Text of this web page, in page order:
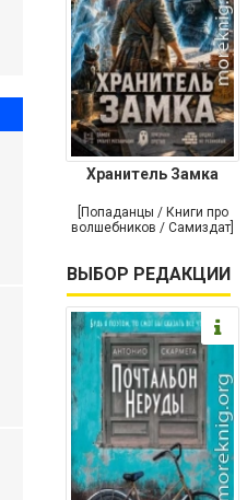
Хранитель Замка
[Попаданцы / Книги про
волшебников / Самиздат]
ВЫБОР РЕДАКЦИИ